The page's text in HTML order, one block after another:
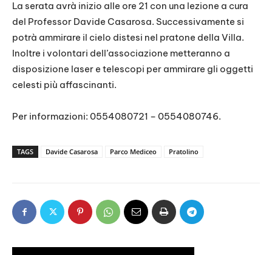
La serata avrà inizio alle ore 21 con una lezione a cura
del Professor Davide Casarosa. Successivamente si
potrà ammirare il cielo distesi nel pratone della Villa.
Inoltre i volontari dell’associazione metteranno a
disposizione laser e telescopi per ammirare gli oggetti
celesti più affascinanti.
Per informazioni: 0554080721 – 0554080746.
TAGS Davide Casarosa Parco Mediceo Pratolino